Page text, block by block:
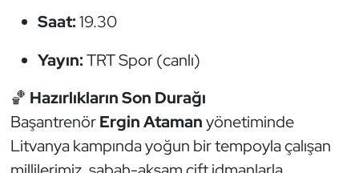
Saat:19.30
Yayın:TRT Spor (canlı)
🏀 Hazırlıkların Son Durağı
BaşantrenörErgin Atamanyönetiminde
Litvanya kampında yoğun bir tempoyla çalışan
Halter
Hava Sporları
Hentbol
İşitme Engelli Sporcular